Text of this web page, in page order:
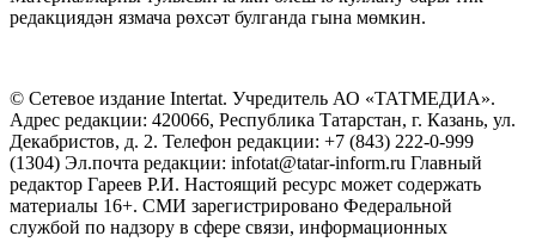
редакциядән язмача рөхсәт булганда гына мөмкин.
© Сетевое издание Intertat. Учредитель АО «ТАТМЕДИА».
Адрес редакции: 420066, Республика Татарстан, г. Казань, ул.
Декабристов, д. 2. Телефон редакции: +7 (843) 222-0-999
(1304) Эл.почта редакции: infotat@tatar-inform.ru Главный
редактор Гареев Р.И. Настоящий ресурс может содержать
материалы 16+. СМИ зарегистрировано Федеральной
службой по надзору в сфере связи, информационных